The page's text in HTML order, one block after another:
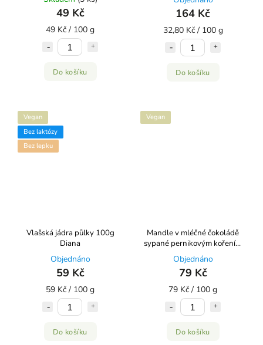
49 Kč
49 Kč / 100 g
Do košíku
164 Kč
32,80 Kč / 100 g
Do košíku
Vegan
Bez laktózy
Bez lepku
Vlašská jádra půlky 100g
Diana
Objednáno
59 Kč
59 Kč / 100 g
Do košíku
Vegan
Mandle v mléčné čokoládě
sypané pernikovým kořením
100g Diana
Objednáno
79 Kč
79 Kč / 100 g
Do košíku